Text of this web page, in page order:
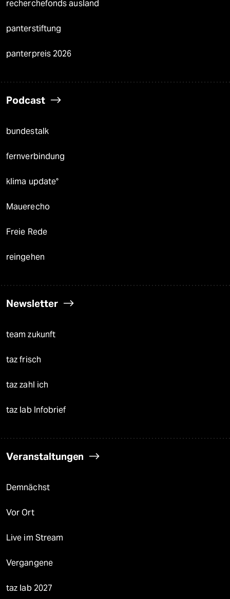
recherchefonds ausland
panterstiftung
panterpreis 2026
Podcast
bundestalk
fernverbindung
klima update°
Mauerecho
Freie Rede
reingehen
Newsletter
team zukunft
taz frisch
taz zahl ich
taz lab Infobrief
Veranstaltungen
Demnächst
Vor Ort
Live im Stream
Vergangene
taz lab 2027